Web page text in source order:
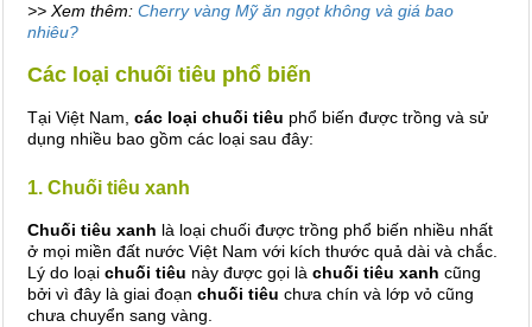
>> Xem thêm: Cherry vàng Mỹ ăn ngọt không và giá bao
nhiêu?
Các loại chuối tiêu phổ biến
Tại Việt Nam, các loại chuối tiêu phổ biến được trồng và sử
dụng nhiều bao gồm các loại sau đây:
1. Chuối tiêu xanh
Chuối tiêu xanh là loại chuối được trồng phổ biến nhiều nhất
ở mọi miền đất nước Việt Nam với kích thước quả dài và chắc.
Lý do loại chuối tiêu này được gọi là chuối tiêu xanh cũng
bởi vì đây là giai đoạn chuối tiêu chưa chín và lớp vỏ cũng
chưa chuyển sang vàng.